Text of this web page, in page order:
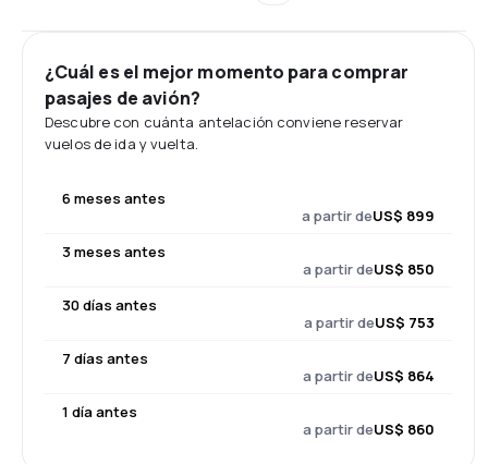
¿Cuál es el mejor momento para comprar
pasajes de avión?
Descubre con cuánta antelación conviene reservar
vuelos de ida y vuelta.
6 meses antes
a partir deUS$ 899
3 meses antes
a partir deUS$ 850
30 días antes
a partir deUS$ 753
7 días antes
a partir deUS$ 864
1 día antes
a partir deUS$ 860